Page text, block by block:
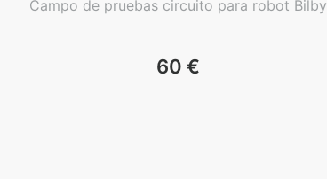
Campo de pruebas circuito para robot Bilby
60 €